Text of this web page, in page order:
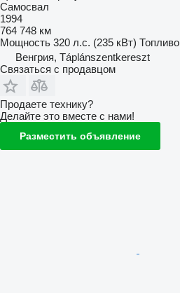
Самосвал
1994
764 748 км
Мощность 320 л.с. (235 кВт) Топливо
Венгрия, Táplánszentkereszt
Связаться с продавцом
Продаете технику?
Делайте это вместе с нами!
Разместить объявление